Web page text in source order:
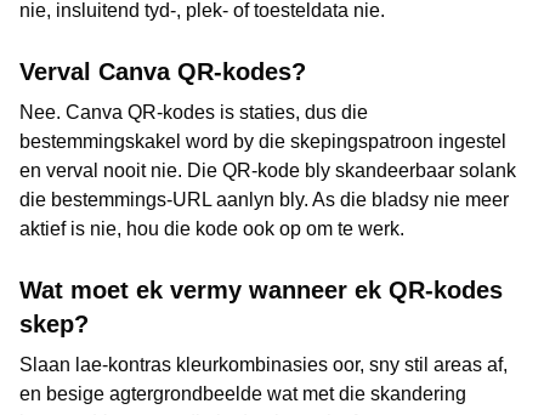
nie, insluitend tyd-, plek- of toesteldata nie.
Verval Canva QR-kodes?
Nee. Canva QR-kodes is staties, dus die
bestemmingskakel word by die skepingspatroon ingestel
en verval nooit nie. Die QR-kode bly skandeerbaar solank
die bestemmings-URL aanlyn bly. As die bladsy nie meer
aktief is nie, hou die kode ook op om te werk.
Wat moet ek vermy wanneer ek QR-kodes
skep?
Slaan lae-kontras kleurkombinasies oor, sny stil areas af,
en besige agtergrondbeelde wat met die skandering